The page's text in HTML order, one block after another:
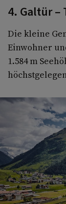
4. Galtür –
Die kleine
Einwohner
1.584 m